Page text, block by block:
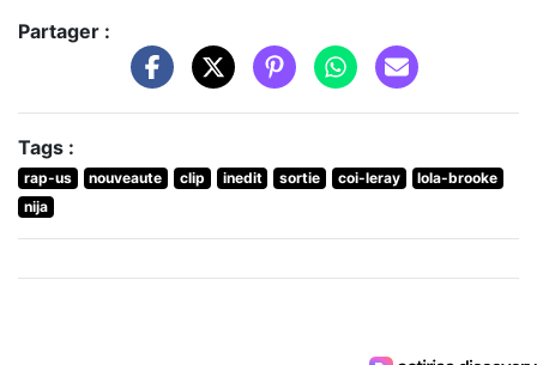
Partager :
Tags :
rap-us nouveaute clip inedit sortie coi-leray
lola-brooke
nija